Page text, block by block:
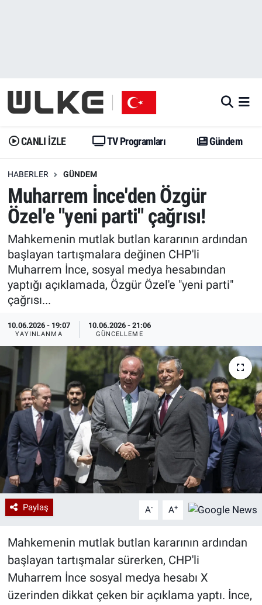
CANLI İZLE TV Programları Gündem
HABERLER GÜNDEM
Muharrem İnce'den Özgür
Özel'e "yeni parti" çağrısı!
Mahkemenin mutlak butlan kararının ardından
başlayan tartışmalara değinen CHP'li
Muharrem İnce, sosyal medya hesabından
yaptığı açıklamada, Özgür Özel'e "yeni parti"
çağrısı...
10.06.2026 - 19:07
YAYINLANMA
10.06.2026 - 21:06
GÜNCELLEME
Paylaş A- A+
Mahkemenin mutlak butlan kararının ardından
başlayan tartışmalar sürerken, CHP'li
Muharrem İnce sosyal medya hesabı X
üzerinden dikkat çeken bir açıklama yaptı. İnce,
Gündem
Dünya
Erişim Bilgileri
Ekonomi
Trend
Özel Haberler
Gündem
Trend
Erişim Bilgileri
Spor
Ekonomi
Dünya
Erişim Bilgileri
Sağlık
Teknoloji
Ramazan
İstanbul Namaz Vakitleri
Trafik Durumu
Erişim Bilgileri
Tüm Manşetler
Son Dakika Haberleri
Haber Arşivi